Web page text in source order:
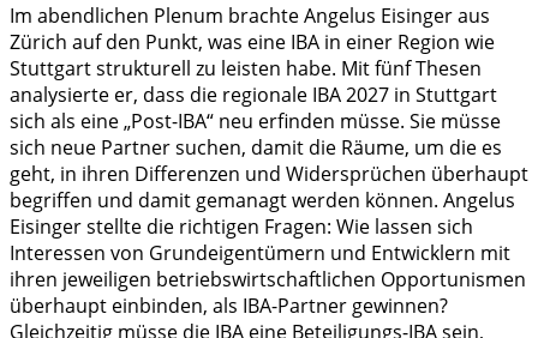
Im abendlichen Plenum brachte Angelus Eisinger aus
Zürich auf den Punkt, was eine IBA in einer Region wie
Stuttgart strukturell zu leisten habe. Mit fünf Thesen
analysierte er, dass die regionale IBA 2027 in Stuttgart
sich als eine „Post-IBA“ neu erfinden müsse. Sie müsse
sich neue Partner suchen, damit die Räume, um die es
geht, in ihren Differenzen und Widersprüchen überhaupt
begriffen und damit gemanagt werden können. Angelus
Eisinger stellte die richtigen Fragen: Wie lassen sich
Interessen von Grundeigentümern und Entwicklern mit
ihren jeweiligen betriebswirtschaftlichen Opportunismen
überhaupt einbinden, als IBA-Partner gewinnen?
Gleichzeitig müsse die IBA eine Beteiligungs-IBA sein,